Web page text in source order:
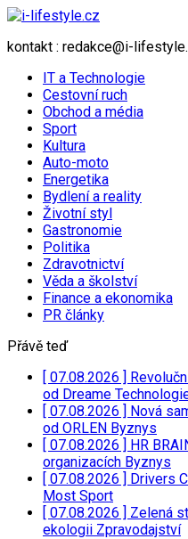
kontakt : redakce@i-
IT a Technologie
Cestovní ruch
Obchod a média
Sport
Kultura
Auto-moto
Energetika
Bydlení a reality
Životní styl
Gastronomie
Politika
Zdravotnictví
Věda a školství
Finance a ekonomika
PR články
Přávě teď
[ 07.08.2026 ]
od Dreame
[ 07.08.2026 ] Nová
od ORLEN Byznys
[ 07.08.2026 ] HR
organizacích Byznys
[ 07.08.2026 ] Drivers
Most Sport
[ 07.08.2026 ] Zelená
ekologii Zpravodajství